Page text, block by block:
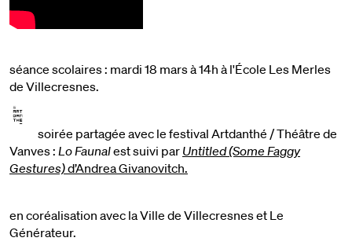
séance scolaires : mardi 18 mars à 14h à l'École Les Merles
de Villecresnes.
soirée partagée avec le festival Artdanthé / Théâtre de
Vanves : Lo Faunalest suivi par Untitled (Some Faggy
Gestures)d’Andrea Givanovitch.
en coréalisation avec la Ville de Villecresnes et Le
Générateur.